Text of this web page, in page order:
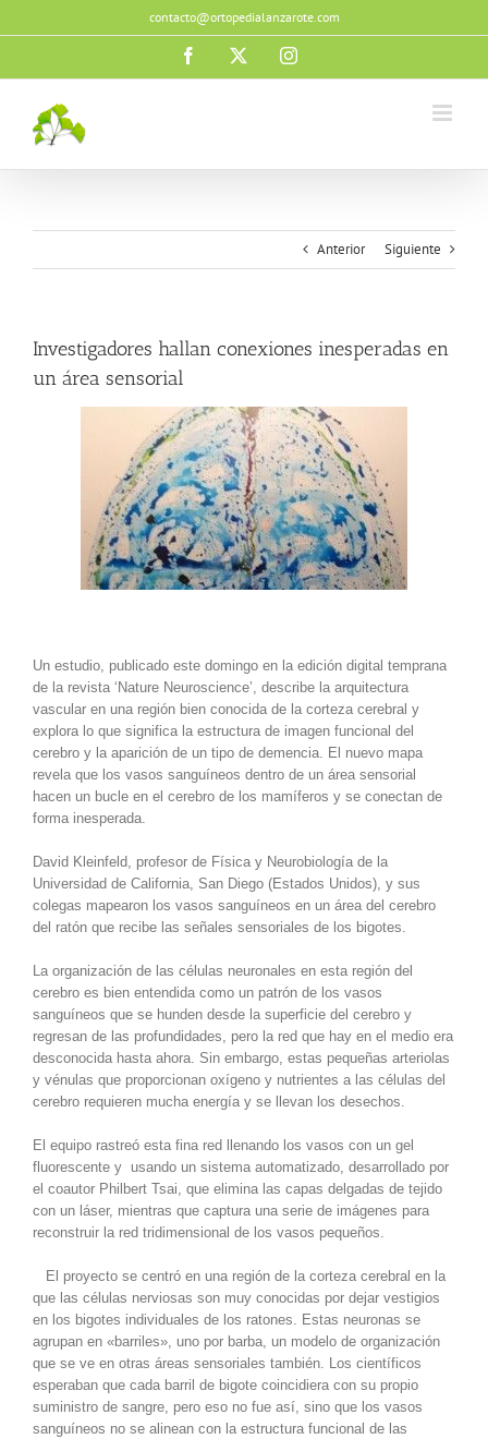
al
contacto@ortopedialanzarote.com
Facebook Instagram
Anterior Siguiente
Investigadores hallan conexiones inesperadas en
un área sensorial
Un estudio, publicado este domingo en la edición digital temprana
de la revista ‘Nature Neuroscience’, describe la arquitectura
vascular en unaregión bien conocida de la corteza cerebral y
explora lo que significa la estructura de imagen funcional del
cerebro y la aparición de un tipo de demencia. El nuevo mapa
revela que los vasos sanguíneos dentro de un área sensorial
hacen un bucle en el cerebro de los mamíferos y se conectan de
forma inesperada.
David Kleinfeld, profesor de Física y Neurobiología de la
Universidad de California, San Diego (Estados Unidos), y sus
colegas mapearon los vasos sanguíneos en un área del cerebro
del ratón que recibe las señales sensoriales de los bigotes.
La organización de las células neuronales en esta región del
cerebro es bien entendida como un patrón de los vasos
sanguíneos que se hunden desde la superficie del cerebro y
regresan de las profundidades, pero la red que hay en el medio era
desconocida hasta ahora. Sin embargo, estas pequeñas arteriolas
y vénulas que proporcionan oxígeno y nutrientes a las células del
cerebro requieren mucha energía y se llevan los desechos.
El equipo rastreó esta fina red llenando los vasos con un gel
fluorescente y usando un sistema automatizado, desarrollado por
el coautor Philbert Tsai, que elimina las capas delgadas de tejido
con un láser, mientras que captura una serie de imágenes para
reconstruir la red tridimensional de los vasos pequeños.
El proyecto se centró en una región de la corteza cerebral en la
que las células nerviosas son muy conocidas por dejar vestigios
en los bigotes individuales de los ratones. Estas neuronas se
agrupan en «barriles», uno por barba, un modelo de organización
que se ve en otras áreas sensoriales también. Los científicos
esperaban que cada barril de bigote coincidiera con su propio
suministro de sangre, pero eso no fue así, sino que los vasos
sanguíneos no se alinean con la estructura funcional de las